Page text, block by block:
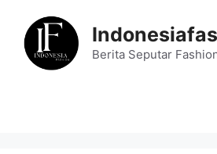
content
Berita Seputar